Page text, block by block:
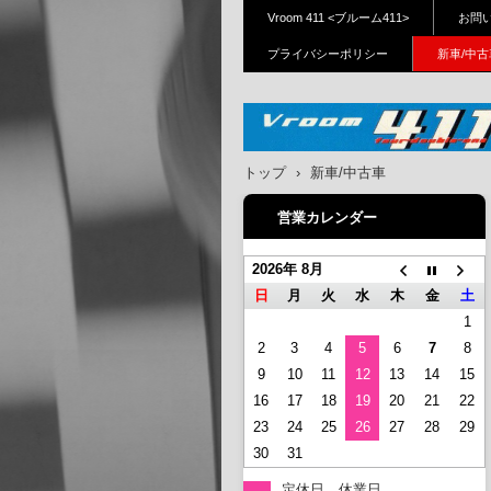
Vroom411(ブルーム411)｜
布、狛江、府中、三鷹、川
ホンダバイク新車、中古車
ーツ販売、修理、カスタム
Vroom 411 <ブルーム411> お問
プライバシーポリシー 新車/中古
トップ › 新車/中古車
営業カレンダー
2026年 8月
日
月 火 水 木 金
土
1
2
3 4 5 6 7
8
9
10 11 12 13 14
15
16
17 18 19 20 21
22
23
24 25 26 27 28
29
30
31